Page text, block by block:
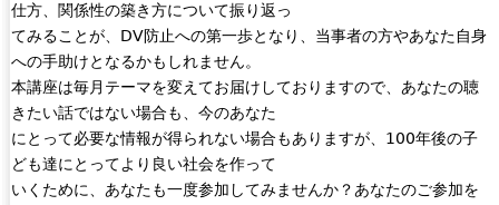
仕方、関係性の築き方について振り返っ
てみることが、DV防止への第一歩となり、当事者の方やあなた自身
への手助けとなるかもしれません。
本講座は毎月テーマを変えてお届けしておりますので、あなたの聴
きたい話ではない場合も、今のあなた
にとって必要な情報が得られない場合もありますが、100年後の子
ども達にとってより良い社会を作って
いくために、あなたも一度参加してみませんか？あなたのご参加を